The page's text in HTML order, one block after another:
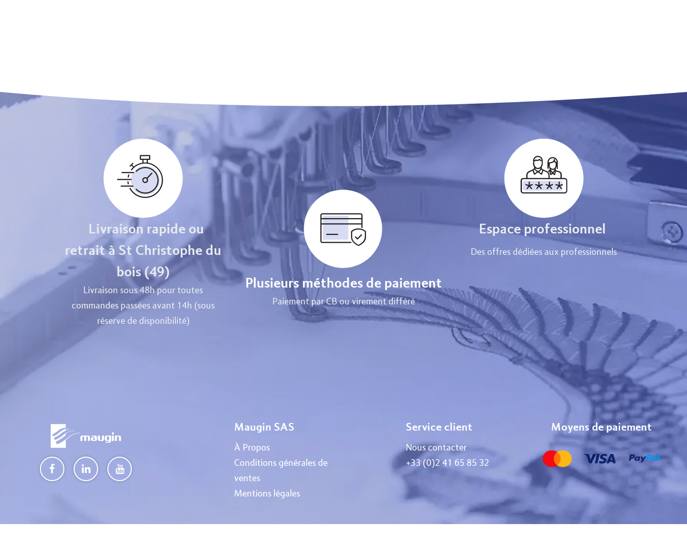
Plusieurs méthodes de paiement
Paiement par CB ou virement différé
Espace professionnel
Des offres dédiées aux professionnels
Livraison rapide ou
retrait à St Christophe du
bois (49)
Livraison sous 48h pour toutes
commandes passées avant 14h (sous
réserve de disponibilité)
Maugin SAS
À Propos
Conditions générales de
ventes
Mentions légales
Service client
Nous contacter
+33 (0)2 41 65 85 32
Moyens de paiement